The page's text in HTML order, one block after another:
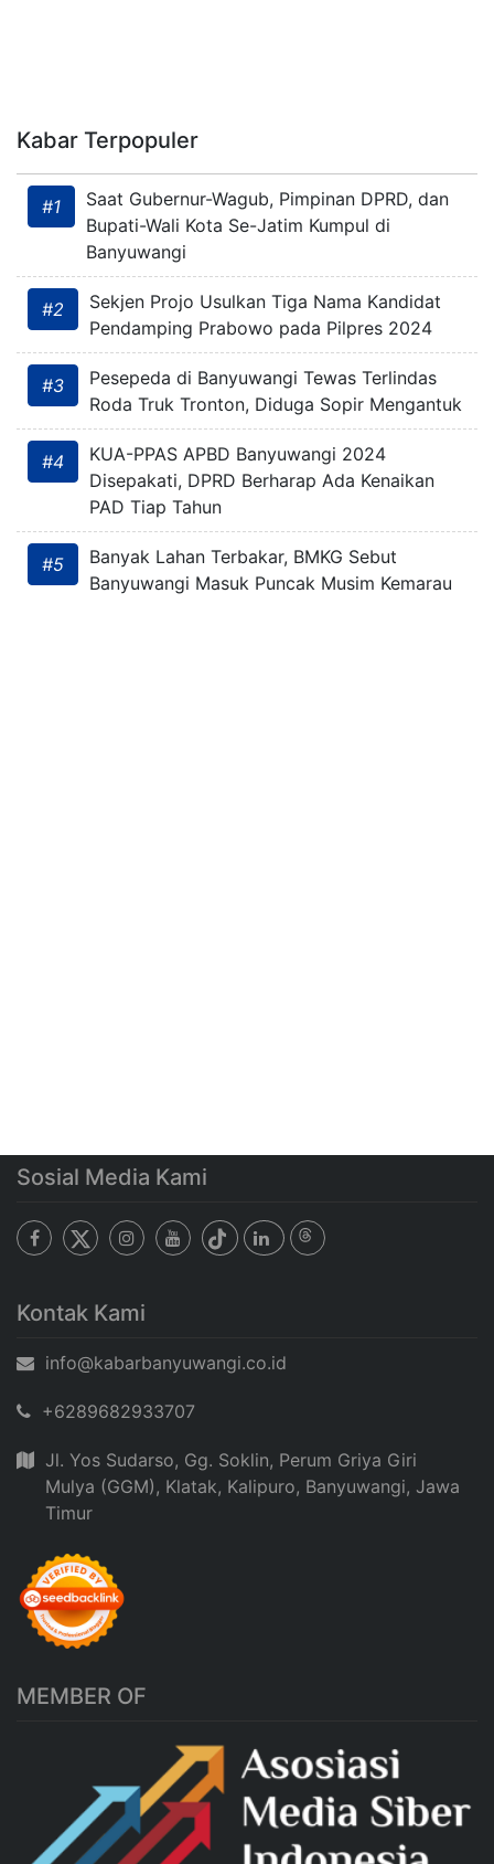
Kabar Terpopuler
#1
Saat Gubernur-Wagub, Pimpinan DPRD, dan
Bupati-Wali Kota Se-Jatim Kumpul di
Banyuwangi
#2
Sekjen Projo Usulkan Tiga Nama Kandidat
Pendamping Prabowo pada Pilpres 2024
#3
Pesepeda di Banyuwangi Tewas Terlindas
Roda Truk Tronton, Diduga Sopir Mengantuk
#4
KUA-PPAS APBD Banyuwangi 2024
Disepakati, DPRD Berharap Ada Kenaikan
PAD Tiap Tahun
#5
Banyak Lahan Terbakar, BMKG Sebut
Banyuwangi Masuk Puncak Musim Kemarau
Sosial Media Kami
Kontak Kami
info@kabarbanyuwangi.co.id
+6289682933707
Jl. Yos Sudarso, Gg. Soklin, Perum Griya Giri
Mulya (GGM), Klatak, Kalipuro, Banyuwangi, Jawa
Timur
MEMBER OF